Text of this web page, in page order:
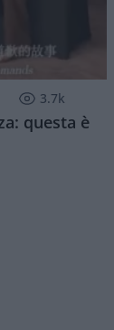
3.7k
questa è